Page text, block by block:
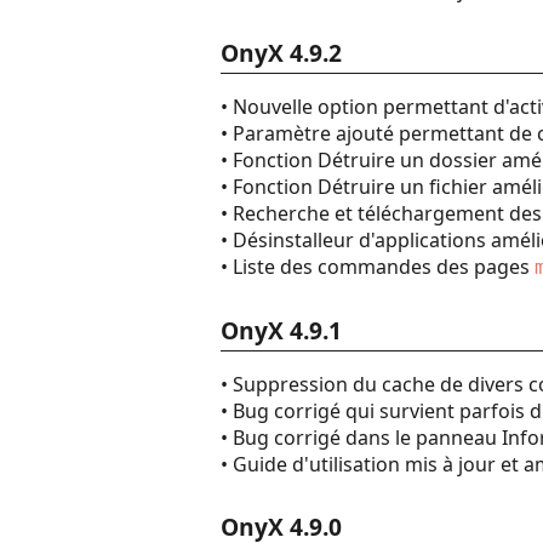
OnyX 4.9.2
• Nouvelle option permettant
• Paramètre ajouté permettant
• Fonction Détruire un dossier
• Fonction Détruire un fichier
• Recherche et téléchargement
• Désinstalleur d'applications
• Liste des commandes des pages
OnyX 4.9.1
• Suppression du cache de divers
• Bug corrigé qui survient parfois
• Bug corrigé dans le panneau
• Guide d'utilisation mis à jour et
OnyX 4.9.0